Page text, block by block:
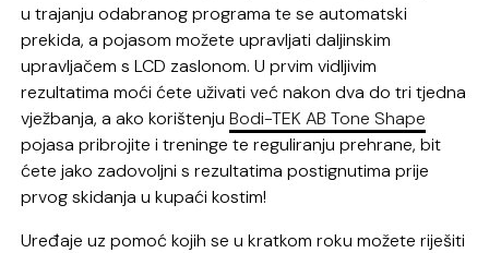
u trajanju odabranog programa te se automatski
prekida, a pojasom možete upravljati daljinskim
upravljačem s LCD zaslonom. U prvim vidljivim
rezultatima moći ćete uživati već nakon dva do tri tjedna
vježbanja, a ako korištenjuBodi-TEK AB Tone Shape
pojasa pribrojite i treninge te reguliranju prehrane, bit
ćete jako zadovoljni s rezultatima postignutima prije
prvog skidanja u kupaći kostim!
Uređaje uz pomoć kojih se u kratkom roku možete riješiti